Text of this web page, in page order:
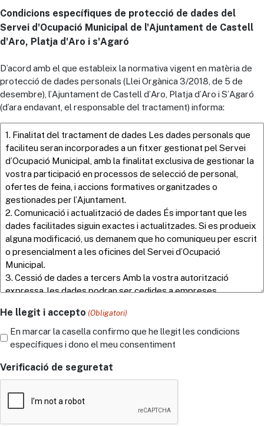
Condicions específiques de protecció de dades del
Servei d'Ocupació Municipal de l'Ajuntament de Castell
d'Aro, Platja d'Aro i s'Agaró
D’acord amb el que estableix la normativa vigent en matèria de
protecció de dades personals (Llei Orgànica 3/2018, de 5 de
desembre), l’Ajuntament de Castell d’Aro, Platja d’Aro i S’Agaró
(d’ara endavant, el responsable del tractament) informa:
He llegit i accepto (Obligatori)
En marcar la casella confirmo que he llegit les condicions
específiques i dono el meu consentiment
Verificació de seguretat